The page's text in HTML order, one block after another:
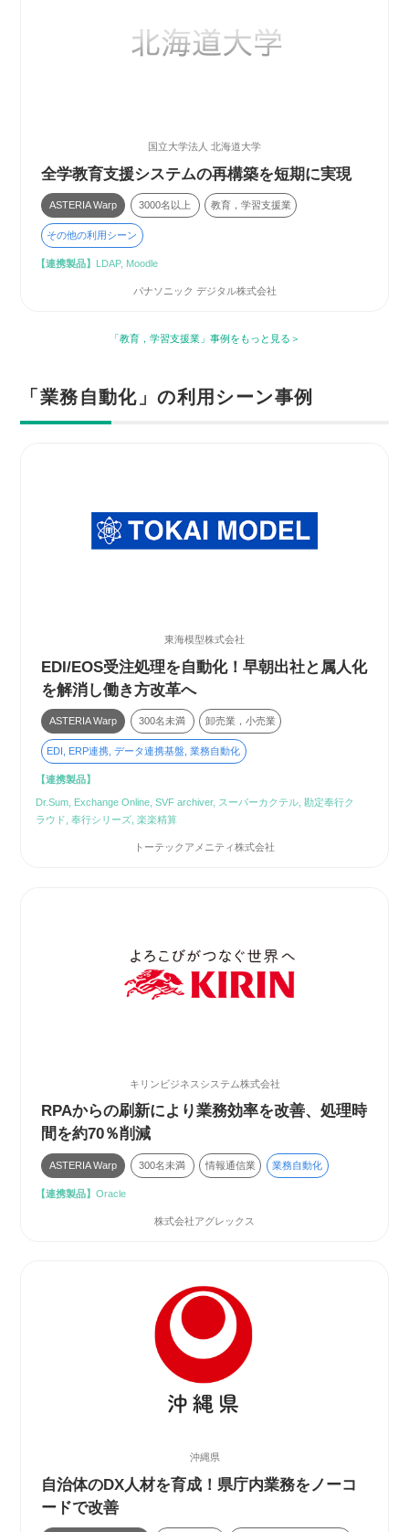
国立大学法人 北海道大学
全学教育支援システムの再構築を短期に実現
ASTERIA Warp 3000名以上 教育，学習支援業
その他の利用シーン
【連携製品】 LDAP, Moodle
パナソニック デジタル株式会社
「教育，学習支援業」事例をもっと見る
「業務自動化」の利用シーン事例
東海模型株式会社
EDI/EOS受注処理を自動化！早朝出社と属人化
を解消し働き方改革へ
ASTERIA Warp 300名未満 卸売業，小売業
EDI, ERP連携, データ連携基盤, 業務自動化
【連携製品】
Dr.Sum, Exchange Online, SVF archiver, スーパーカクテル, 勘定奉行ク
ラウド, 奉行シリーズ, 楽楽精算
トーテックアメニティ株式会社
キリンビジネスシステム株式会社
RPAからの刷新により業務効率を改善、処理時
間を約70％削減
ASTERIA Warp 300名未満 情報通信業 業務自動化
【連携製品】Oracle
株式会社アグレックス
沖縄県
自治体のDX人材を育成！県庁内業務をノーコ
ードで改善